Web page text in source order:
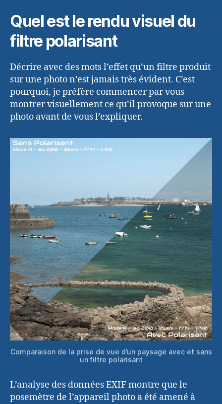
Quel est le rendu visuel du
filtre polarisant
Décrire avec des mots l’effet qu’un filtre produit
sur une photo n’est jamais très évident. C’est
pourquoi, je préfère commencer par vous
montrer visuellement ce qu’il provoque sur une
photo avant de vous l’expliquer.
Comparaison de la prise de vue d’un paysage avec et sans
un filtre polarisant
L’analyse des données EXIF montre que le
posemètre de l’appareil photo a été amené à